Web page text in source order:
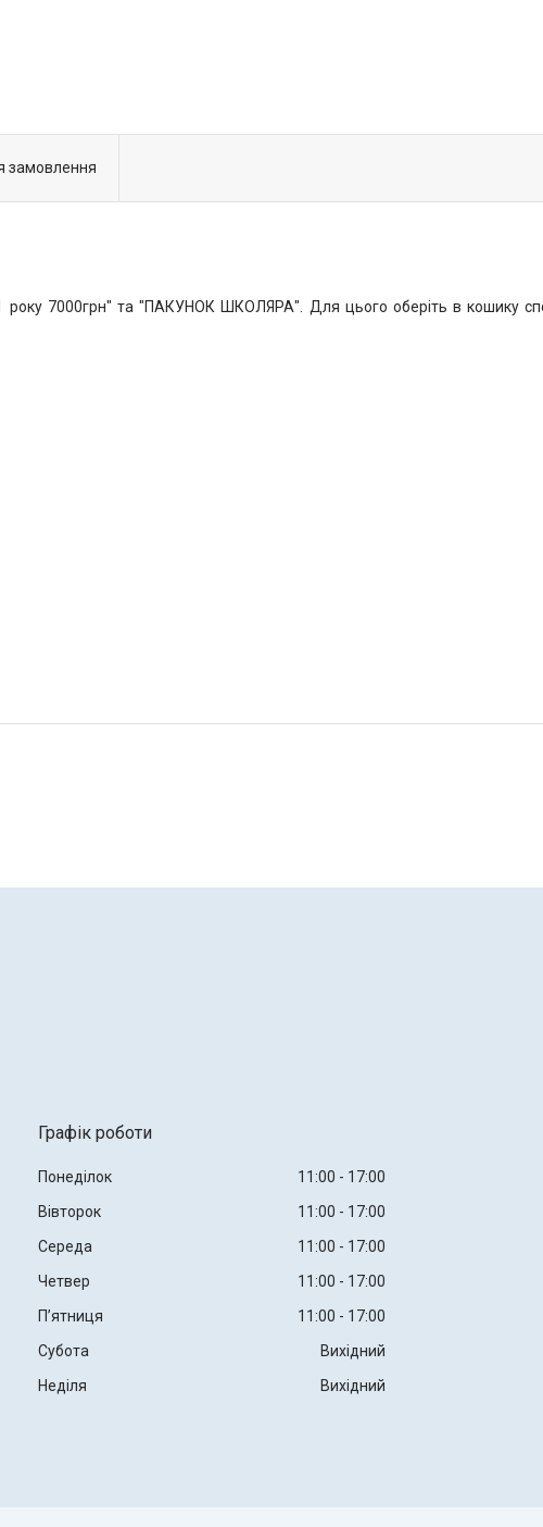
замовлення
7000грн" та "ПАКУНОК ШКОЛЯРА". Для цього оберіть в кошику
Графік роботи
Понеділок 11:00
17:00
Вівторок
11:00
17:00
Середа
11:00
17:00
Четвер
11:00
17:00
Пʼятниця
11:00
17:00
Субота
Вихідний
Неділя
Вихідний